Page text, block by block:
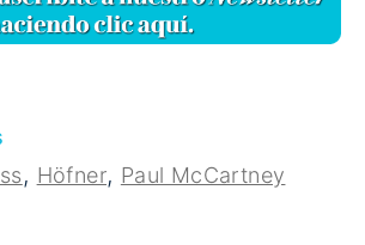
, Höfner, Paul McCartney